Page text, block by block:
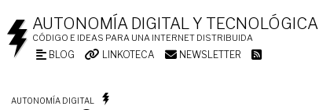
AUTONOMÍA DIGITAL Y TECNOLÓGICA
CÓDIGO E IDEAS PARA UNA INTERNET DISTRIBUIDA
BLOG LINKOTECA NEWSLETTER
AUTONOMÍA DIGITAL